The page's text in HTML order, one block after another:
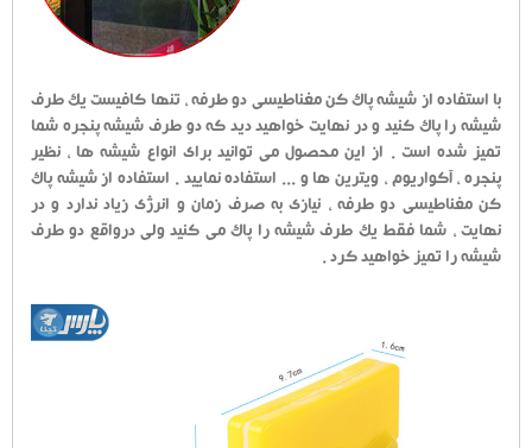
با استفاده از شیشه پاک کن مغناطیسی دو طرفه ، تنها کافیست یک طرف
شیشه را پاک کنید و در نهایت خواهید دید که دو طرف شیشه پنجره شما
تمیز شده است . از این محصول می توانید برای انواع شیشه ها ، نظیر
پنجره ، آکواریوم ، ویترین ها و ... استفاده نمایید . استفاده از شیشه پاک
کن مغناطیسی دو طرفه ، نیازی به صرف زمان و انرژی زیاد ندارد و در
نهایت ، شما فقط یک طرف شیشه را پاک می کنید ولی درواقع دو طرف
شیشه را تمیز خواهید کرد .